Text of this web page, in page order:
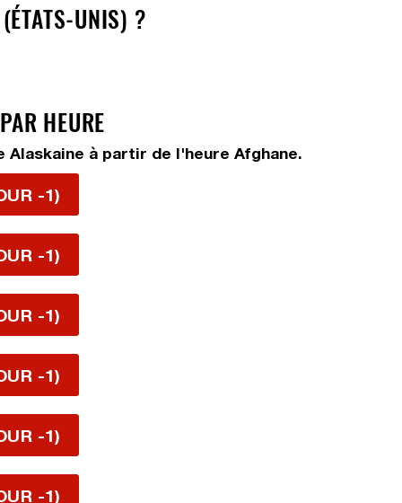
UNIS) ?
HEURE
à partir de l'heure Afghane.
-1)
-1)
-1)
-1)
-1)
-1)